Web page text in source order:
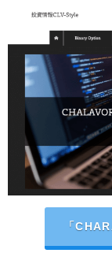
「